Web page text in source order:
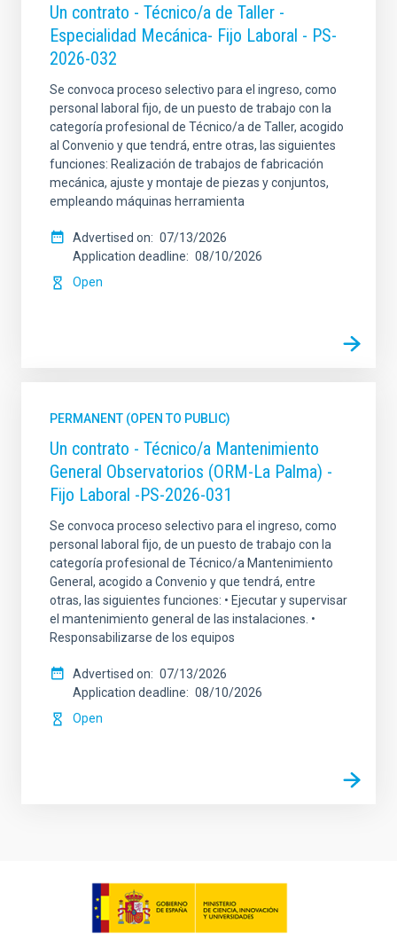
Un contrato - Técnico/a de Taller -
Especialidad Mecánica- Fijo Laboral - PS-
2026-032
Se convoca proceso selectivo para el ingreso, como
personal laboral fijo, de un puesto de trabajo con la
categoría profesional de Técnico/a de Taller, acogido
al Convenio y que tendrá, entre otras, las siguientes
funciones: Realización de trabajos de fabricación
mecánica, ajuste y montaje de piezas y conjuntos,
empleando máquinas herramienta
Advertised on
07/13/2026
Application deadline
08/10/2026
Open
PERMANENT (OPEN TO PUBLIC)
Un contrato - Técnico/a Mantenimiento
General Observatorios (ORM-La Palma) -
Fijo Laboral -PS-2026-031
Se convoca proceso selectivo para el ingreso, como
personal laboral fijo, de un puesto de trabajo con la
categoría profesional de Técnico/a Mantenimiento
General, acogido a Convenio y que tendrá, entre
otras, las siguientes funciones: • Ejecutar y supervisar
el mantenimiento general de las instalaciones. •
Responsabilizarse de los equipos
Advertised on
07/13/2026
Application deadline
08/10/2026
Open